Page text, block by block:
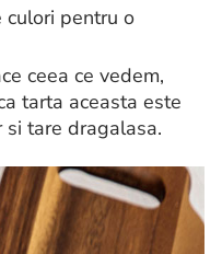
culori pentru o
ceea ce vedem,
tarta aceasta este
tare dragalasa.